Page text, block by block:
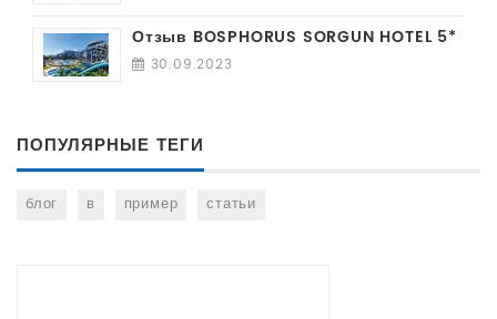
Отзыв BOSPHORUS SORGUN HOTEL 5*
30.09.2023
ПОПУЛЯРНЫЕ ТЕГИ
блог в пример статьи